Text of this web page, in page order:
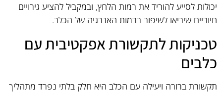
יכולות לסייע להוריד את רמות הלחץ, ובמקביל להציע גירויים
חיוביים שיביאו לשיפור ברמות האנרגיה של הכלב.
טכניקות לתקשורת אפקטיבית עם
כלבים
תקשורת ברורה ויעילה עם הכלב היא חלק בלתי נפרד מתהליך